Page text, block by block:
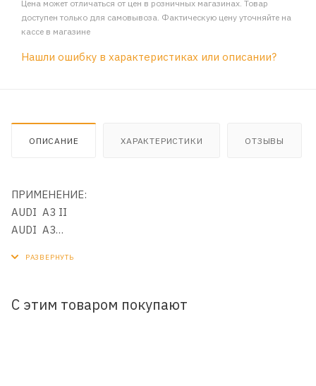
Цена может отличаться от цен в розничных магазинах. Товар
доступен только для самовывоза. Фактическую цену уточняйте на
кассе в магазине
Нашли ошибку в характеристиках или описании?
ОПИСАНИЕ ХАРАКТЕРИСТИКИ ОТЗЫВЫ
ПРИМЕНЕНИЕ:
AUDI A3 II
AUDI A3
AUDI A6
С этим товаром покупают